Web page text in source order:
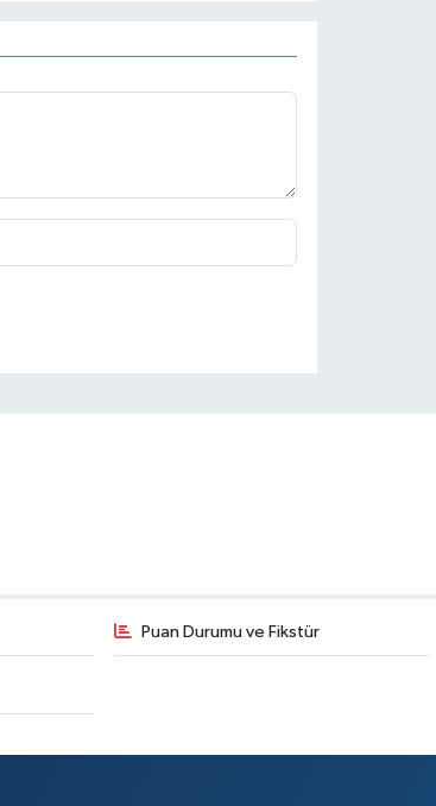
Puan Durumu ve Fikstür